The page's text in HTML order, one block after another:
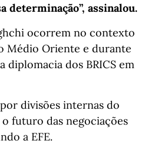
determinação”, assinalou.
ocorrem no contexto
Médio Oriente e durante
diplomacia dos BRICS em
divisões internas do
futuro das negociações
a EFE.